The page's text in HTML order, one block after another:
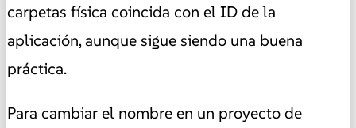
carpetas física coincida con el ID de la
aplicación, aunque sigue siendo una buena
práctica.
Para cambiar el nombre en un proyecto de